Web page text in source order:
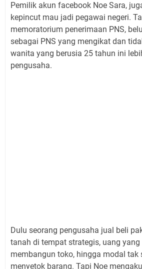
Pemilik akun facebook Noe Sara,
kepincut mau jadi pegawai negeri.
memoratorium penerimaan PNS,
sebagai PNS yang mengikat dan
wanita yang berusia 25 tahun ini
pengusaha.
Dulu seorang pengusaha jual beli
tanah di tempat strategis, uang
membangun toko, hingga modal tak
menyetok barang. Tapi Noe